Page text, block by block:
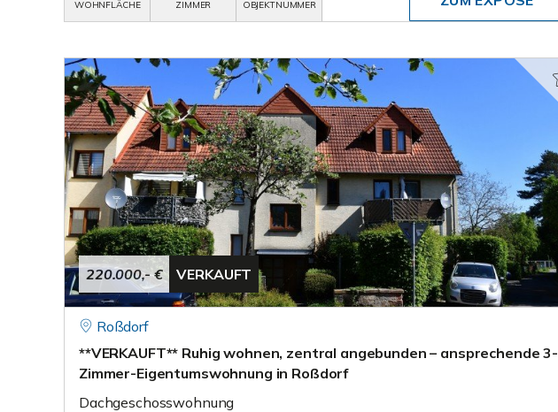
WOHNFLÄCHE
ZIMMER
OBJEKTNUMMER
220.000,- € VERKAUFT
Roßdorf
**VERKAUFT** Ruhig wohnen, zentral angebunden – ansprechende 3-
Zimmer-Eigentumswohnung in Roßdorf
Dachgeschosswohnung